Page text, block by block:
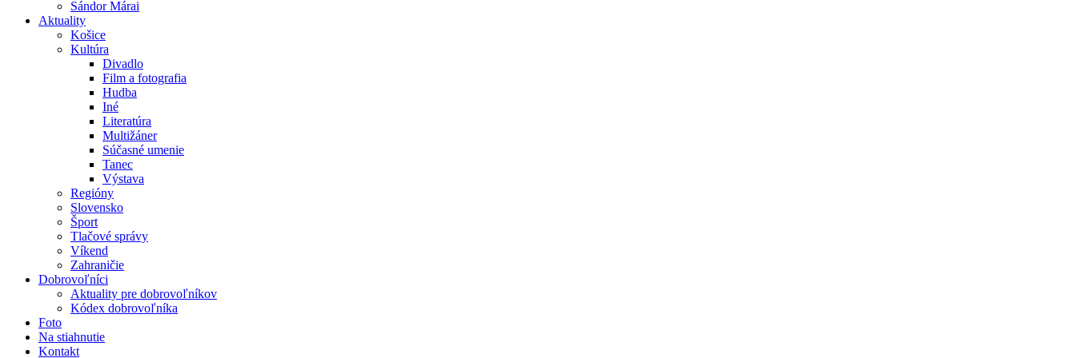
Sándor Márai
Aktuality
Košice
Kultúra
Divadlo
Film a fotografia
Hudba
Iné
Literatúra
Multižáner
Súčasné umenie
Tanec
Výstava
Regióny
Slovensko
Šport
Tlačové správy
Víkend
Zahraničie
Dobrovoľníci
Aktuality pre dobrovoľníkov
Kódex dobrovoľníka
Foto
Na stiahnutie
Kontakt